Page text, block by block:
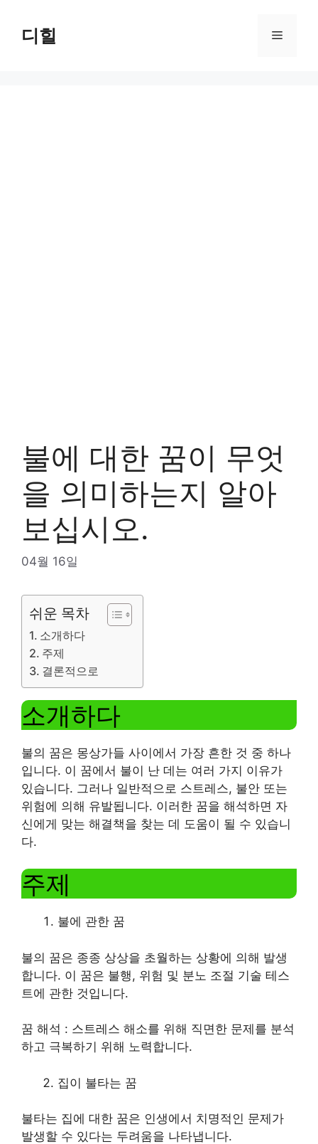
content디힐 Menu
불에 대한 꿈이 무엇
을 의미하는지 알아
보십시오.
04월 16일
쉬운 목차
소개하다
주제
결론적으로
소개하다
불의 꿈은 몽상가들 사이에서 가장 흔한 것 중 하나
입니다. 이 꿈에서 불이 난 데는 여러 가지 이유가
있습니다. 그러나 일반적으로 스트레스, 불안 또는
위험에 의해 유발됩니다. 이러한 꿈을 해석하면 자
신에게 맞는 해결책을 찾는 데 도움이 될 수 있습니
다.
주제
불에 관한 꿈
불의 꿈은 종종 상상을 초월하는 상황에 의해 발생
합니다. 이 꿈은 불행, 위험 및 분노 조절 기술 테스
트에 관한 것입니다.
꿈 해석 : 스트레스 해소를 위해 직면한 문제를 분석
하고 극복하기 위해 노력합니다.
집이 불타는 꿈
불타는 집에 대한 꿈은 인생에서 치명적인 문제가
발생할 수 있다는 두려움을 나타냅니다.